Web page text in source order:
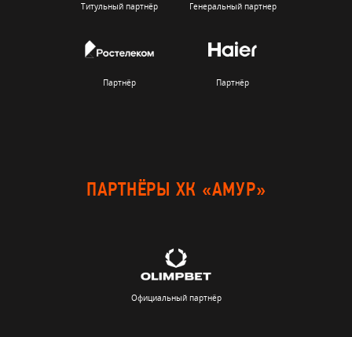
Титульный партнёр Генеральный партнер
Партнёр Партнёр
ПАРТНЁРЫ ХК «АМУР»
Официальный партнёр